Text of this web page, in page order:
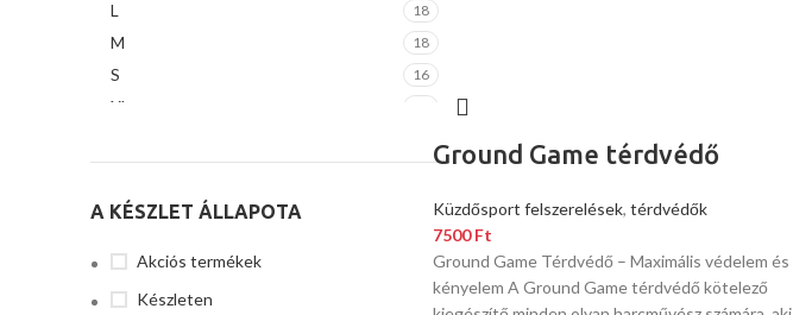
L 18
M 18
S 16
XL
A KÉSZLET ÁLLAPOTA
Akciós termékek
Készleten
Ground Game térdvédő
Küzdősport felszerelések, térdvédők
7500Ft
Ground Game Térdvédő – Maximális védelem és
kényelem A Ground Game térdvédő kötelező